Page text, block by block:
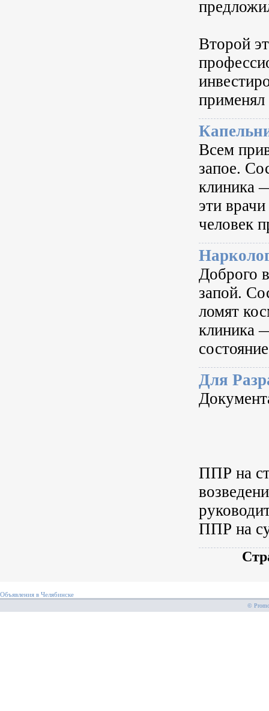
Второй
Всем
запое.
клиника
эти
человек
Доброго
запой.
ломят
клиника
Для
ППР на
ППР на
Объявления в Челябинске
©